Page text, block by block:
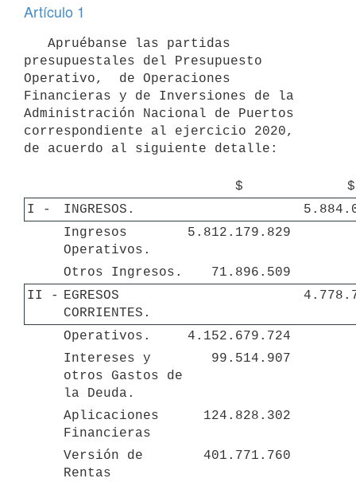
Artículo 1
presupuestales del Presupuesto
Operativo,  de Operaciones
Financieras y de Inversiones de la
Administración Nacional de Puertos
correspondiente al ejercicio 2020,
de acuerdo al siguiente detalle:
$
$
I -
INGRESOS.
Ingresos
Operativos.
5.812.179.829
Otros Ingresos.
71.896.509
II - EGRESOS
CORRIENTES.
Operativos.
4.152.679.724
Intereses y
otros Gastos de
la Deuda.
99.514.907
Aplicaciones
Financieras
124.828.302
Versión de
Rentas
401.771.760